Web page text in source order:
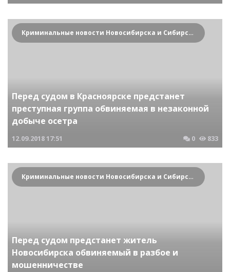
Криминальные новости Новосибирска и Сибирского региона
Перед судом в Красноярске предстанет
преступная группа обвиняемая в незаконной
добыче осетра
12.09.201817:51 0 833
Криминальные новости Новосибирска и Сибирского региона
Перед судом предстанет житель
Новосибирска обвиняемый в разбое и
мошенничестве